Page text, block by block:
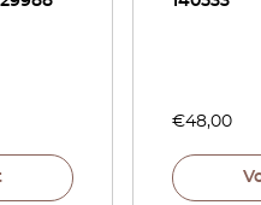
€48,00